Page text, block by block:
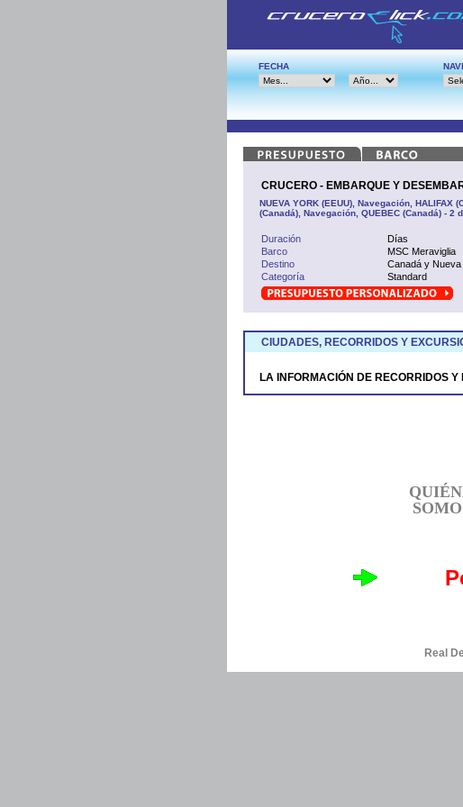
FECHA
CRUCERO - EMBARQUE Y
NUEVA YORK (EEUU), Navegación, HALIFAX
(Canadá), Navegación, QUEBEC (Canadá) - 2
Duración
Días
Barco
MSC Meraviglia
Destino
Canadá y
Categoría
Standard
CIUDADES, RECORRIDOS Y
LA INFORMACIÓN DE RECORRIDOS
Real